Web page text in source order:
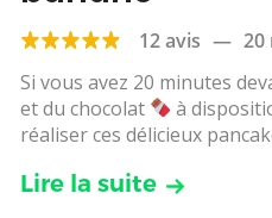
12 avis — 20
Si vous avez 20 minutes
et du chocolat
à
réaliser ces délicieux
Lire la suite